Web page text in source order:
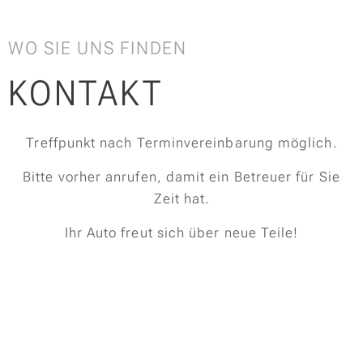
WO SIE UNS FINDEN
KONTAKT
Treffpunkt nach Terminvereinbarung möglich.
Bitte vorher anrufen, damit ein Betreuer für Sie
Zeit hat.
Ihr Auto freut sich über neue Teile!